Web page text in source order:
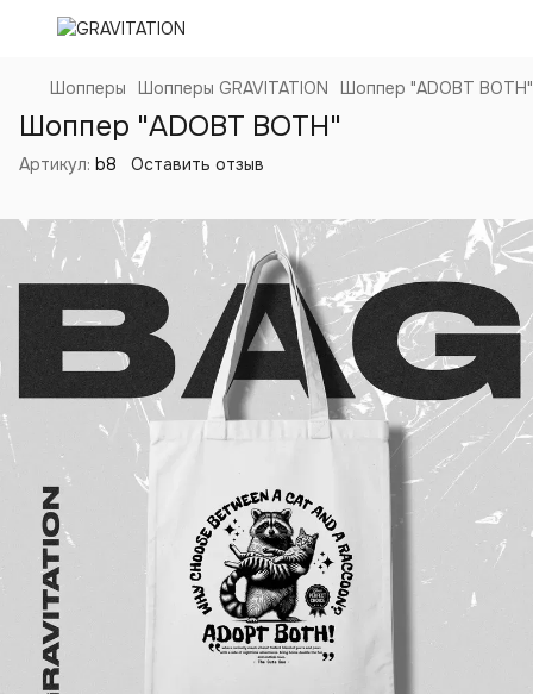
Шопперы Шопперы GRAVITATION Шоппер "ADOBT BOTH"
Шоппер "ADOBT BOTH"
Артикул: b8 Оставить отзыв